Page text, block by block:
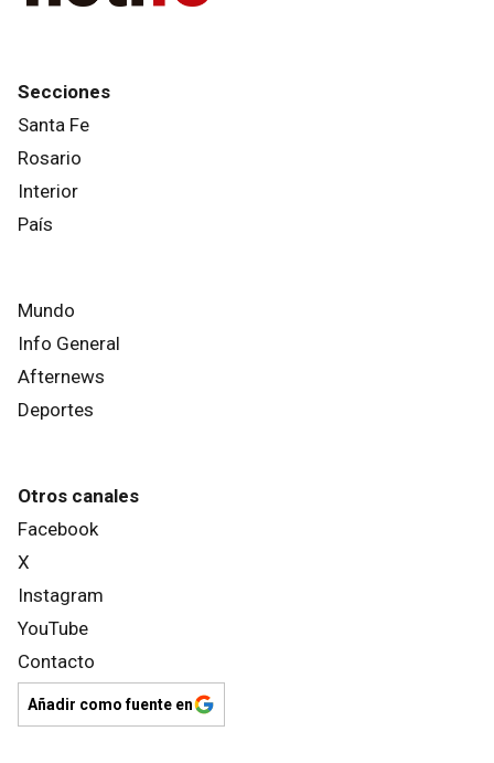
Secciones
Santa Fe
Rosario
Interior
País
Mundo
Info General
Afternews
Deportes
Otros canales
Facebook
X
Instagram
YouTube
Contacto
Añadir como fuente en